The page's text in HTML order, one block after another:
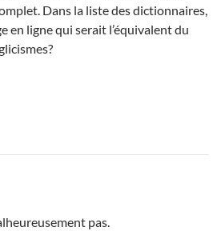
Dans la liste des dictionnaires,
en ligne qui serait l’équivalent du
pas.